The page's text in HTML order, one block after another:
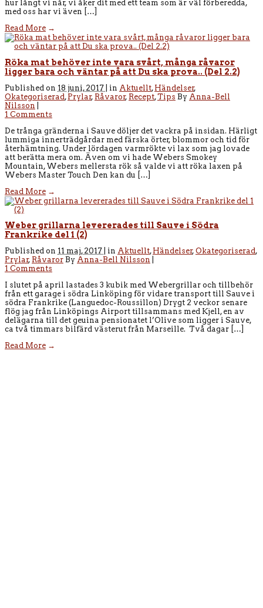
hur långt vi når, vi åker dit med ett team som är väl förberedda,
med oss har vi även […]
Read More →
Röka mat behöver inte vara svårt, många råvaror
ligger bara och väntar på att Du ska prova.. (Del 2.2)
Published on 18 juni, 2017 | in Aktuellt, Händelser,
Okategoriserad, Prylar, Råvaror, Recept,Tips By Anna-Bell
Nilsson
1 Comments
De trånga gränderna i Sauve döljer det vackra på insidan. Härligt
lummiga innerträdgårdar med färska örter, blommor och tid för
återhämtning. Under lördagen varmrökte vi lax som jag lovade
att berätta mera om. Även om vi hade Webers Smokey
Mountain, Webers mellersta rök så valde vi att röka laxen på
Webers Master Touch Den kan du […]
Read More →
Weber grillarna levererades till Sauve i Södra
Frankrike del 1 (2)
Published on 11 maj, 2017 | in Aktuellt, Händelser, Okategoriserad ,
Prylar, Råvaror By Anna-Bell Nilsson
1 Comments
I slutet på april lastades 3 kubik med Webergrillar och tillbehör
från ett garage i södra Linköping för vidare transport till Sauve i
södra Frankrike (Languedoc-Roussillon) Drygt 2 veckor senare
flög jag från Linköpings Airport tillsammans med Kjell, en av
delägarna till det geuina pensionatet l’Olive som ligger i Sauve,
ca två timmars bilfärd västerut från Marseille. Två dagar […]
Read More →